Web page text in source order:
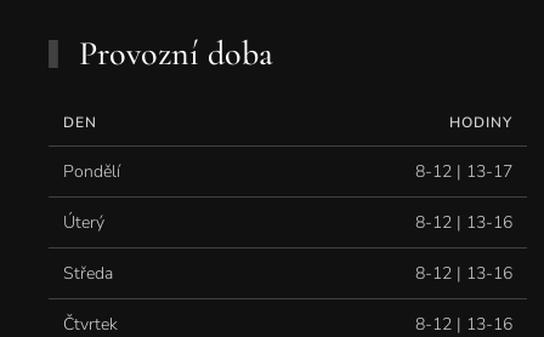
Provozní doba
DEN HODINY
Pondělí 8-12 | 13-17
Úterý 8-12 | 13-16
Středa 8-12 | 13-16
Čtvrtek 8-12 | 13-16